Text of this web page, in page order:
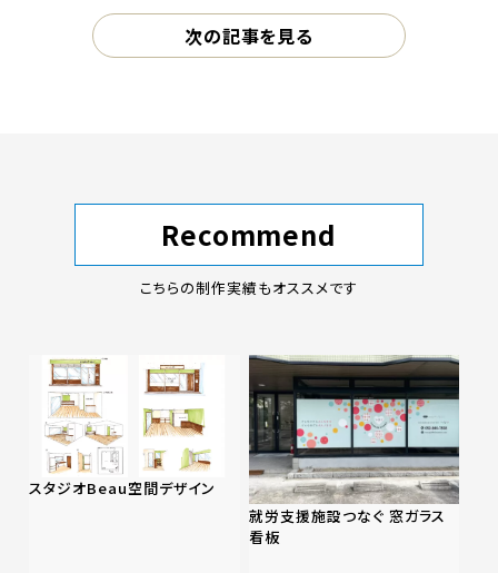
次の記事を見る
Recommend
こちらの制作実績もオススメです
スタジオBeau空間デザイン
就労支援施設つなぐ 窓ガラス
看板